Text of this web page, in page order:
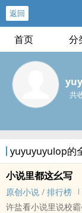
返回
首页 分
共
yuyuyuyulop的
小说里都这幺写
原创小说 / 排行榜
许盐看小说里说校